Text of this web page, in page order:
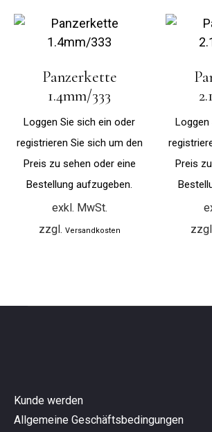
Panzerkette
1.4mm/333
Loggen Sie sich ein oder
registrieren Sie sich um den
Preis zu sehen oder eine
Bestellung aufzugeben.
exkl. MwSt.
zzgl. Versandkosten
Loggen
Preis
Kunde werden
Allgemeine Geschäftsbedingungen